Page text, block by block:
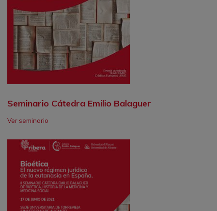
Seminario Cátedra Emilio Balaguer
Ver seminario